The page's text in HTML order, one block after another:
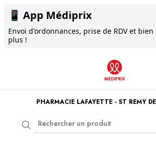
📱 App Médiprix
Envoi d'ordonnances, prise de RDV et bien
plus !
PHARMACIE LAFAYETTE - ST REMY